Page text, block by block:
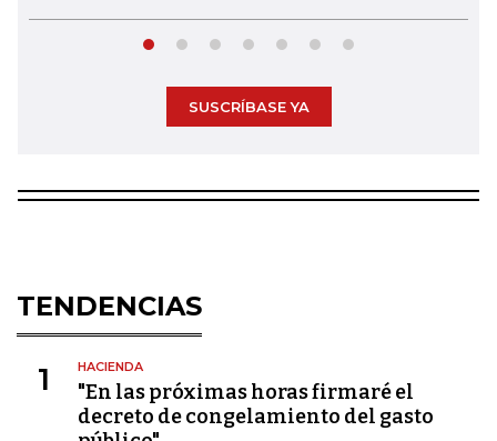
SUSCRÍBASE YA
TENDENCIAS
1 HACIENDA
"En las próximas horas firmaré el
decreto de congelamiento del gasto